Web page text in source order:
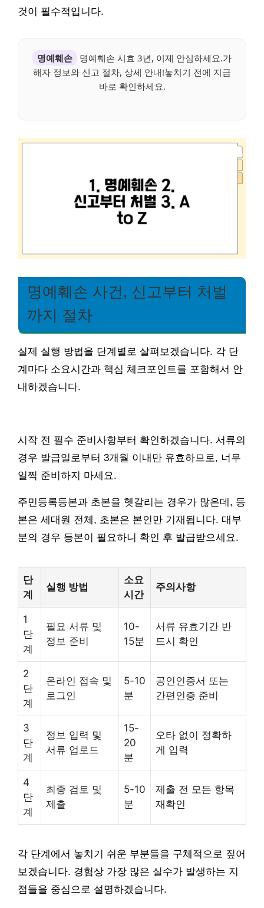
것이 필수적입니다.
명예훼손
명예훼손 시효 3년, 이제 안심하세요.가
해자 정보와 신고 절차, 상세 안내!놓치기 전에 지금
바로 확인하세요.
명예훼손 사건, 신고부터 처벌
까지 절차
실제 실행 방법을 단계별로 살펴보겠습니다. 각 단
계마다 소요시간과 핵심 체크포인트를 포함해서 안
내하겠습니다.
시작 전 필수 준비사항부터 확인하겠습니다. 서류의
경우 발급일로부터 3개월 이내만 유효하므로, 너무
일찍 준비하지 마세요.
주민등록등본과 초본을 헷갈리는 경우가 많은데, 등
본은 세대원 전체, 초본은 본인만 기재됩니다. 대부
분의 경우 등본이 필요하니 확인 후 발급받으세요.
단
계
실행 방법
소요
시간
주의사항
1
단
계
필요 서류 및
정보 준비
10-
15분
서류 유효기간 반
드시 확인
2
단
계
온라인 접속 및
로그인
5-10
분
공인인증서 또는
간편인증 준비
3
단
계
정보 입력 및
서류 업로드
15-
20
분
오타 없이 정확하
게 입력
4
단
계
최종 검토 및
제출
5-10
분
제출 전 모든 항목
재확인
각 단계에서 놓치기 쉬운 부분들을 구체적으로 짚어
보겠습니다. 경험상 가장 많은 실수가 발생하는 지
점들을 중심으로 설명하겠습니다.